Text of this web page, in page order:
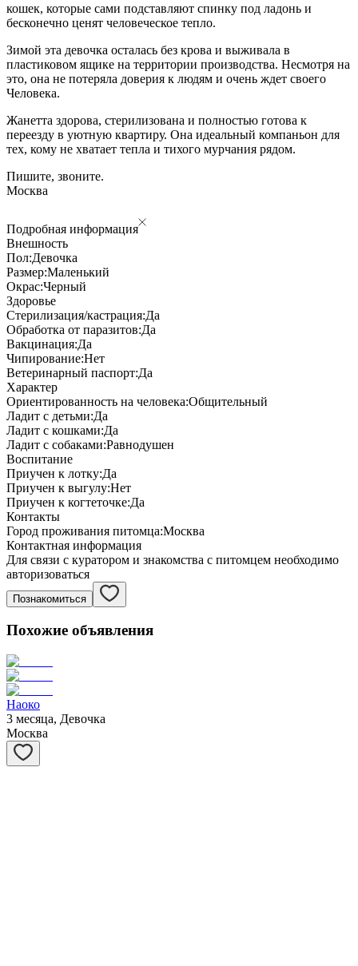
кошек, которые сами подставляют спинку под ладонь и
бесконечно ценят человеческое тепло.
Зимой эта девочка осталась без крова и выживала в
пластиковом ящике на территории производства. Несмотря на
это, она не потеряла доверия к людям и очень ждет своего
Человека.
Жанетта здорова, стерилизована и полностью готова к
переезду в уютную квартиру. Она идеальный компаньон для
тех, кому не хватает тепла и тихого мурчания рядом.
Пишите, звоните.
Москва
Подробная информация
Внешность
Пол:Девочка
Размер:Маленький
Окрас:Черный
Здоровье
Стерилизация/кастрация:Да
Обработка от паразитов:Да
Вакцинация:Да
Чипирование:Нет
Ветеринарный паспорт:Да
Характер
Ориентированность на человека:Общительный
Ладит с детьми:Да
Ладит с кошками:Да
Ладит с собаками:Равнодушен
Воспитание
Приучен к лотку:Да
Приучен к выгулу:Нет
Приучен к когтеточке:Да
Контакты
Город проживания питомца:Москва
Контактная информация
Для связи с куратором и знакомства с питомцем необходимо
авторизоваться
Познакомиться
Похожие объявления
Наоко
3 месяца, Девочка
Москва